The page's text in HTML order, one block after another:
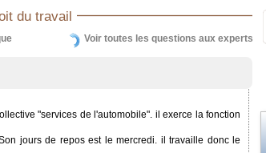
du travail
Voir toutes les questions aux experts
"services de l'automobile". il exerce la fonction
jours de repos est le mercredi. il travaille donc le